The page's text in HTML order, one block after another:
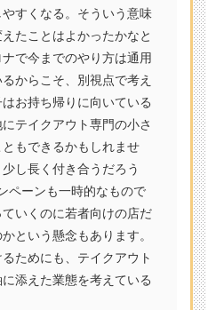
すくなる。そういう意味
たことはよかったかなと
で今までのやり方は通用
からこそ、別視点で考え
お持ち帰りに向いている
テイクアウト専門の小さ
もできるかもしれませ
し長く付き合うだろう
ペーンも一時的なもので
いくのに若者向けの店だ
という懸念もあります。
るためにも、テイクアウト
添えた業態を考えている